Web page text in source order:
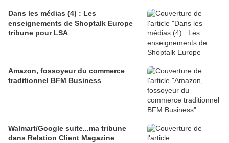
Dans les médias (4) : Les
enseignements de Shoptalk Europe
tribune pour LSA
Amazon, fossoyeur du commerce
traditionnel BFM Business
Walmart/Google suite...ma tribune
dans Relation Client Magazine